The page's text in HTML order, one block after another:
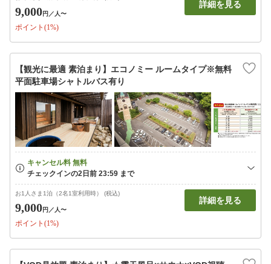
9,000円 ／人〜
ポイント(1%)
詳細を見る
【観光に最適 素泊まり】エコノミー ルームタイプ※無料
平面駐車場シャトルバス有り
お1人さま1泊（2名1室利用時） (税込)
9,000円 ／人〜
ポイント(1%)
詳細を見る